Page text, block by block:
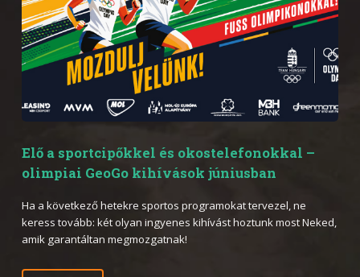
Elő a sportcipőkkel és okostelefonokkal –
olimpiai GeoGo kihívások júniusban
Ha a következő hetekre sportos programokat tervezel, ne
keress tovább: két olyan ingyenes kihívást hoztunk most Neked,
amik garantáltan megmozgatnak!